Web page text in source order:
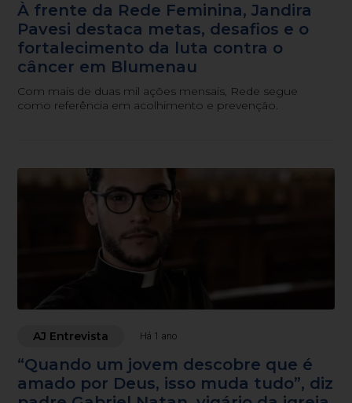
À frente da Rede Feminina, Jandira
Pavesi destaca metas, desafios e o
fortalecimento da luta contra o
câncer em Blumenau
Com mais de duas mil ações mensais, Rede segue
como referência em acolhimento e prevenção.
AJ Entrevista Há 1 ano
“Quando um jovem descobre que é
amado por Deus, isso muda tudo”, diz